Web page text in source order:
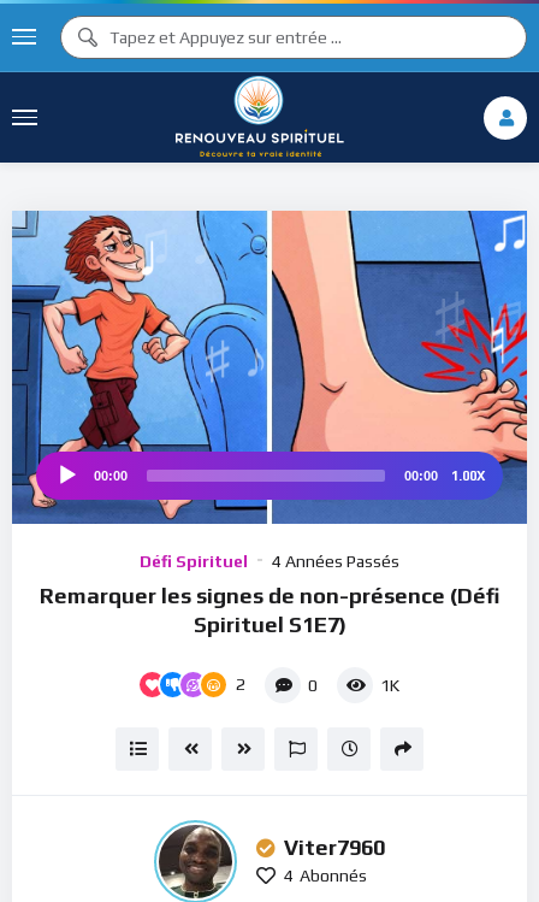
♫ ♩
♩
♪
♯ ♬
♫
♮
Audio
00:00 00:00 1.00X
Défi Spirituel 4 Années Passés
Remarquer les signes de non-présence (Défi
Spirituel S1E7)
2 0 1K
Viter7960
4 Abonnés